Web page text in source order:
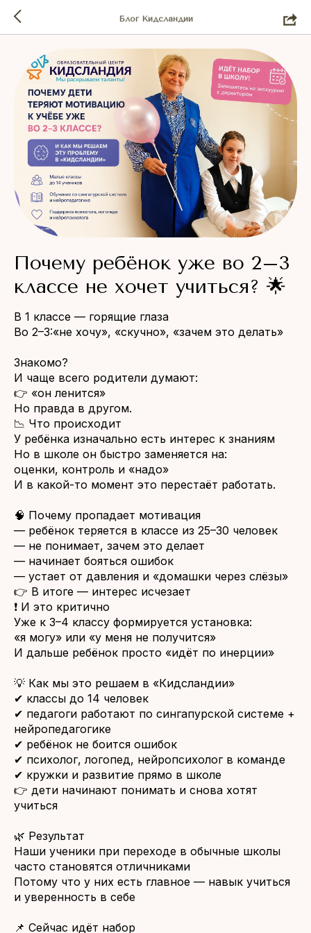
Блог Кидсландии
Почему ребёнок уже во 2–3
классе не хочет учиться? 🌟
В 1 классе — горящие глаза
Во 2–3:«не хочу», «скучно», «зачем это делать»
Знакомо?
И чаще всего родители думают:
👉 «он ленится»
Но правда в другом.
📉 Что происходит
У ребёнка изначально есть интерес к знаниям
Но в школе он быстро заменяется на:
оценки, контроль и «надо»
И в какой-то момент это перестаёт работать.
🧠 Почему пропадает мотивация
— ребёнок теряется в классе из 25–30 человек
— не понимает, зачем это делает
— начинает бояться ошибок
— устает от давления и «домашки через слёзы»
👉 В итоге — интерес исчезает
❗ И это критично
Уже к 3–4 классу формируется установка:
«я могу» или «у меня не получится»
И дальше ребёнок просто «идёт по инерции»
💡 Как мы это решаем в «Кидсландии»
✔ классы до 14 человек
✔ педагоги работают по сингапурской системе +
нейропедагогике
✔ ребёнок не боится ошибок
✔ психолог, логопед, нейропсихолог в команде
✔ кружки и развитие прямо в школе
👉 дети начинают понимать и снова хотят
учиться
🌿 Результат
Наши ученики при переходе в обычные школы
часто становятся отличниками
Потому что у них есть главное — навык учиться
и уверенность в себе
📌 Сейчас идёт набор